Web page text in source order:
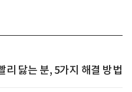
리 닳는 분, 5가지 해결 방법